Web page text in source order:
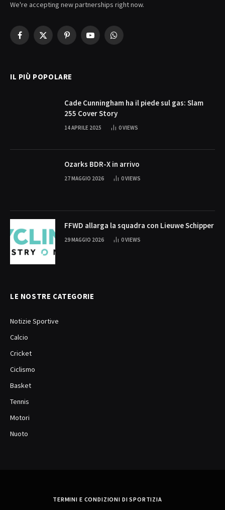
We're accepting new partnerships right now.
Facebook
X
PinterestYouTubeWhatsApp
IL PIÙ POPOLARE
Cade Cunningham ha il piede sul gas: Slam
255 Cover Story
14 APRILE 2025 0VIEWS
Ozarks BDR-X in arrivo
27 MAGGIO 2026 0VIEWS
FFWD allarga la squadra con Lieuwe Schipper
29 MAGGIO 2026 0VIEWS
LE NOSTRE CATEGORIE
Notizie Sportive
Calcio
Cricket
Ciclismo
Basket
Tennis
Motori
Nuoto
TERMINI E CONDIZIONI DI SPORTIZIA